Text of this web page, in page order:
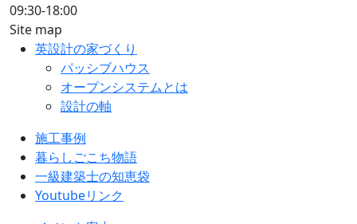
09:30-18:00
Site map
英設計の家づくり
パッシブハウス
オープンシステムとは
設計の軸
施工事例
暮らしごこち物語
一級建築士の知恵袋
Youtubeリンク